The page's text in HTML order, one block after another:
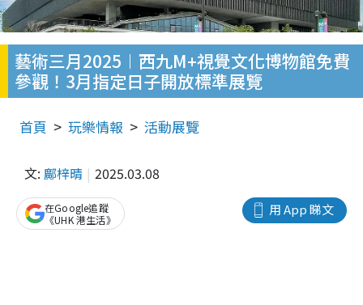
藝術三月2025︱西九M+視覺文化博物館免費
參觀！3月指定日子開放標準展覽
首頁 玩樂情報 活動展覽
文: 鄺梓晴 2025.03.08
用 App 睇文
在Google追蹤
《UHK 港生活》